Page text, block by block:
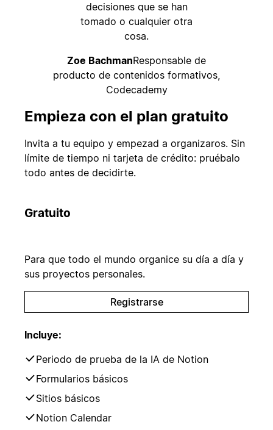
decisiones que se han
tomado o cualquier otra
cosa.
Zoe BachmanResponsable de
producto de contenidos formativos,
Codecademy
Empieza con el plan gratuito
Invita a tu equipo y empezad a organizaros. Sin
límite de tiempo ni tarjeta de crédito: pruébalo
todo antes de decidirte.
Gratuito
Para que todo el mundo organice su día a día y
sus proyectos personales.
Registrarse
Incluye:
Periodo de prueba de la IA de Notion
Formularios básicos
Sitios básicos
Notion Calendar